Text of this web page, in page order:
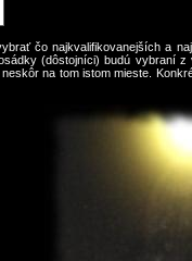
čo najkvalifikovanejších a
(dôstojníci) budú vybraní z
na tom istom mieste.